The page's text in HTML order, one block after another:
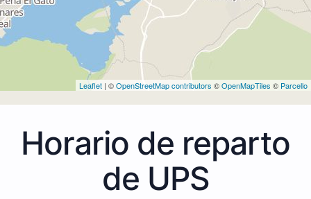
Leaflet | ©OpenStreetMap contributors ©OpenMapTiles © Parcello
Horario de reparto
de UPS